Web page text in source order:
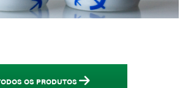
OS PRODUTOS